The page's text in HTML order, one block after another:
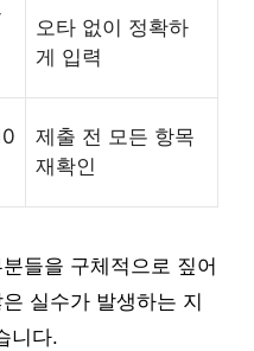
오타 없이 정확하
게 입력
제출 전 모든 항목
재확인
들을 구체적으로 짚어
실수가 발생하는 지
니다.